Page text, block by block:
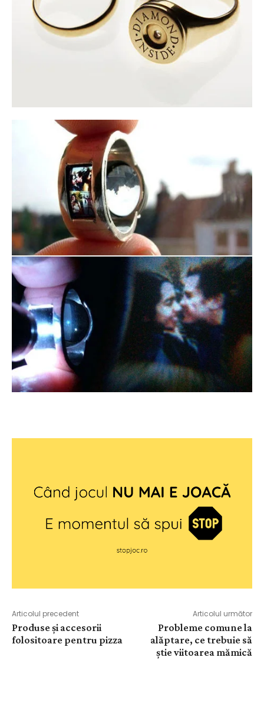
Articolul precedent
Produse și accesorii
folositoare pentru pizza
Articolul următor
Probleme comune la
alăptare, ce trebuie să
știe viitoarea mămică